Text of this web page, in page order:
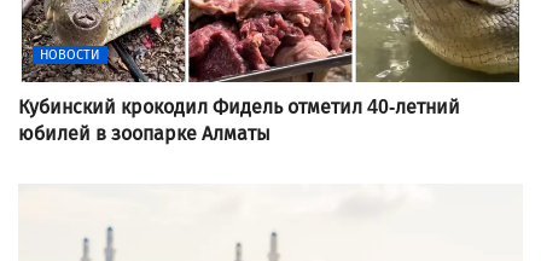
НОВОСТИ
Кубинский крокодил Фидель отметил 40-летний
юбилей в зоопарке Алматы